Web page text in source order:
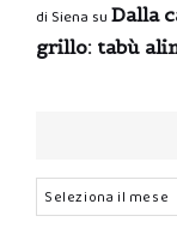
di Siena su Dalla
grillo: tabù
Archivi